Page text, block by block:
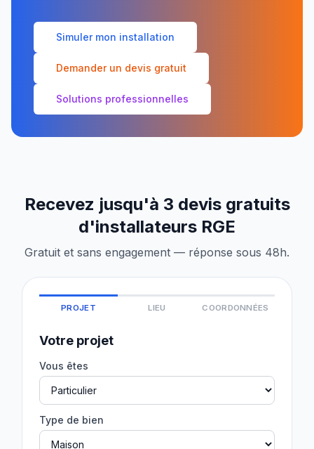
Simuler mon installation
Demander un devis gratuit
Solutions professionnelles
Recevez jusqu'à 3 devis gratuits
d'installateurs RGE
Gratuit et sans engagement — réponse sous 48h.
PROJET LIEU COORDONNÉES
Votre projet
Vous êtes
Type de bien